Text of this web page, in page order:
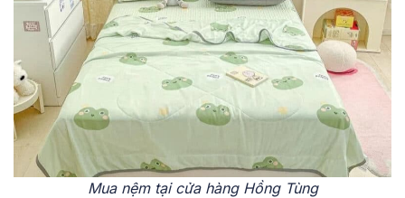
Mua nệm tại cửa hàng Hồng Tùng